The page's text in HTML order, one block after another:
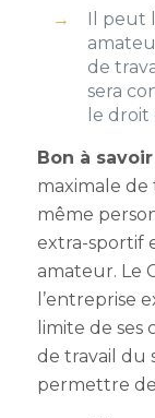
Il peut
de
sera
le
Bon à savoir
maximale
même
extra-sportif
amateur. Le
l’entreprise
limite de ses
de travail du
permettre